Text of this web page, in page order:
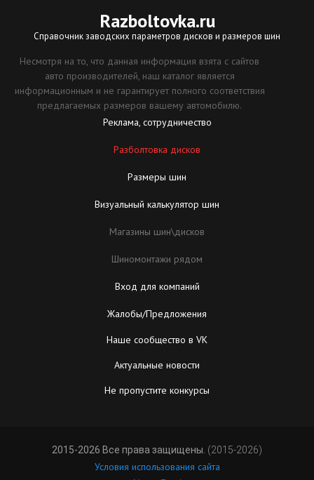
Razboltovka.ru
Справочник заводских параметров дисков и размеров шин
Несмотря на то, что данная информация взята с сайтов
авто производителей, наш каталог является
информационным и не гарантирует полного соответствия
предлагаемых размеров вашему автомобилю.
Реклама, сотрудничество
Разболтовка дисков
Размеры шин
Визуальный калькулятор шин
Магазины шин\дисков
Шиномонтажи рядом
Вход для компаний
Жалобы/Предложения
Наше сообщество в VK
Актуальные новости
Не пропустите конкурсы
2015-2026 Все права защищены. (2015-2026)
Условия использования сайта